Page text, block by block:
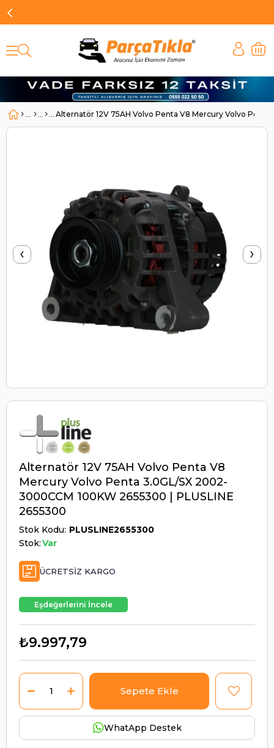
Alternatör 12V 75AH Volvo Penta V8 Mercury Volvo
‹ ›
Alternatör 12V 75AH Volvo Penta V8
Mercury Volvo Penta 3.0GL/SX 2002-
3000CCM 100KW 2655300 | PLUSLINE
2655300
Stok Kodu PLUSLINE2655300
Stok:Var
ÜCRETSIZ KARGO
Eşdeğerlerini İncele
₺9.997,79
WhatApp Destek